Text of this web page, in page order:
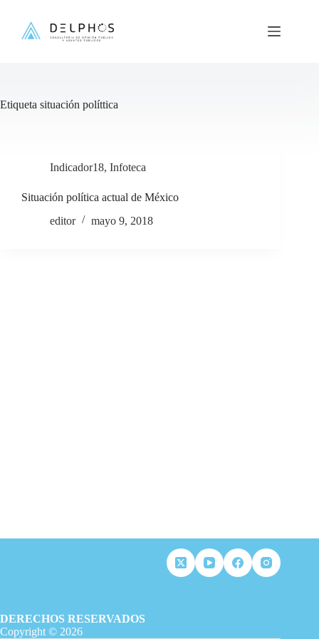
contenido
Etiqueta situación políttica
Indicador18, Infoteca
Situación política actual de México
editor
mayo 9, 2018
DERECHOS RESERVADOS
Copyright © 2026